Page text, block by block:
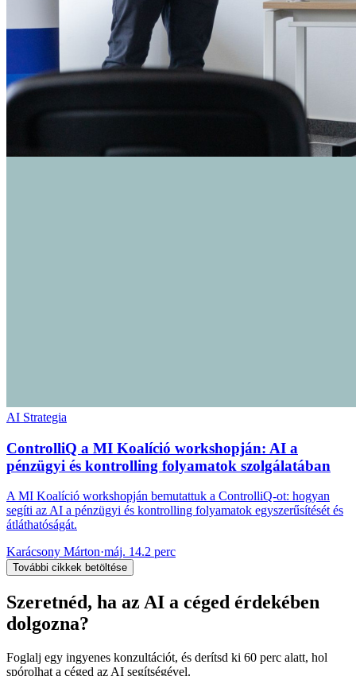
AI Strategia
ControlliQ a MI Koalíció workshopján: AI a
pénzügyi és kontrolling folyamatok szolgálatában
A MI Koalíció workshopján bemutattuk a ControlliQ-ot: hogyan
segíti az AI a pénzügyi és kontrolling folyamatok egyszerűsítését és
átláthatóságát.
Karácsony Márton·máj. 14.2 perc
További cikkek betöltése
Szeretnéd, ha az AI a céged érdekében
dolgozna?
Foglalj egy ingyenes konzultációt, és derítsd ki 60 perc alatt, hol
spórolhat a céged az AI segítségével.